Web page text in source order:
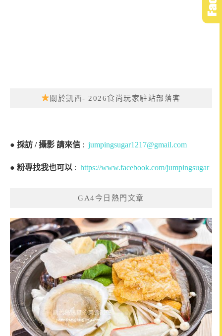
關於凱西- 2026食尚玩家駐站部落客
● 採訪 / 攝影 請來信 : jumpingsugar1217@gmail.com
● 粉專找我也可以 : https://www.facebook.com/jumpingsugar
GA4今日熱門文章